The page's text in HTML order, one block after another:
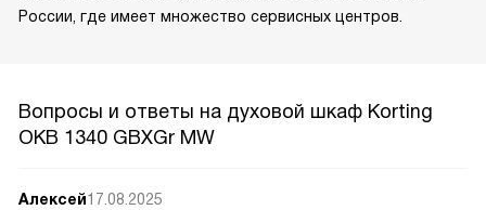
России, где имеет множество сервисных центров.
Вопросы и ответы на духовой шкаф Korting
OKB 1340 GBXGr MW
Алексей17.08.2025